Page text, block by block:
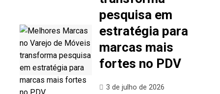
pesquisa em
estratégia para
marcas mais
fortes no PDV
3 de julho de 2026